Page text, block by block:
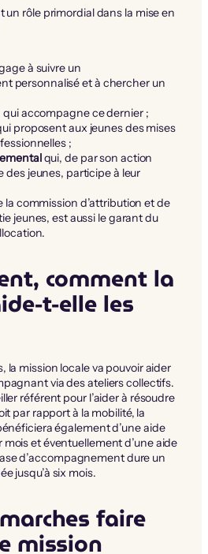
un rôle primordial dans la mise en
à suivre un
personnalisé et à chercher un
qui accompagne ce dernier ;
proposent aux jeunes des mises
;
qui, de par son action
des jeunes, participe à leur
la commission d’attribution et de
jeunes, est aussi le garant du
comment la
t-elle les
la mission locale va pouvoir aider
via des ateliers collectifs.
référent pour l’aider à résoudre
par rapport à la mobilité, la
également d’une aide
et éventuellement d’une aide
d’accompagnement dure un
jusqu’à six mois.
faire
mission